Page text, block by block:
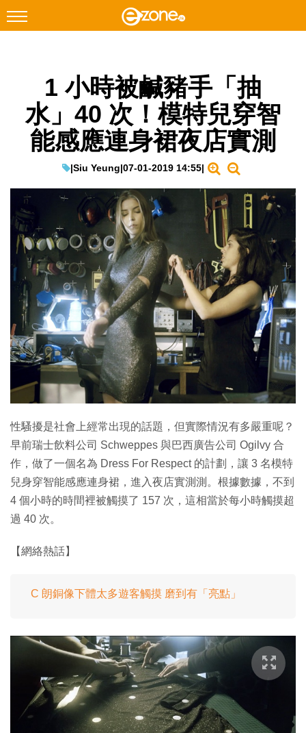
Facebook Instagram
科技焦點
網絡生活
教學評測
EduTech
IT Times
生成式AI與雲端應用
Enterprise Digital Transformation
特集
1 小時被鹹豬手「抽
水」40 次！模特兒穿智
能感應連身裙夜店實測
|Siu Yeung|07-01-2019 14:55|
性騷擾是社會上經常出現的話題，但實際情況有多嚴重呢？
早前瑞士飲料公司 Schweppes 與巴西廣告公司 Ogilvy 合
作，做了一個名為 Dress For Respect 的計劃，讓 3 名模特
兒身穿智能感應連身裙，進入夜店實測測。根據數據，不到
4 個小時的時間裡被觸摸了 157 次，這相當於每小時觸摸超
過 40 次。
【網絡熱話】
C 朗銅像下體太多遊客觸摸 磨到有「亮點」